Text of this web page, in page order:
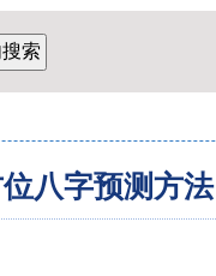
索
八字预测方法